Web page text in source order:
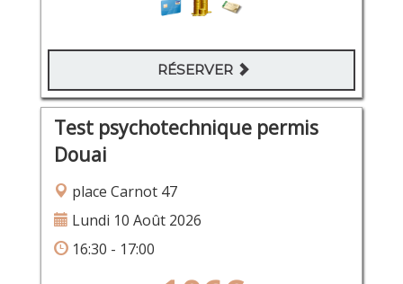
RÉSERVER
Test psychotechnique permis
Douai
place Carnot 47
Lundi 10 Août 2026
16:30 - 17:00